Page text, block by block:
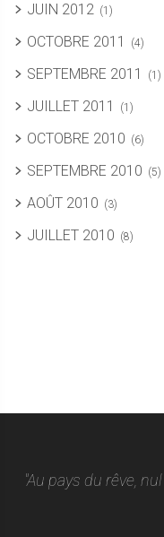
JUIN 2012 (1)
OCTOBRE 2011 (4)
SEPTEMBRE 2011 (1)
JUILLET 2011 (1)
OCTOBRE 2010 (6)
SEPTEMBRE 2010 (5)
AOÛT 2010 (3)
JUILLET 2010 (8)
"Au pays du rêve,